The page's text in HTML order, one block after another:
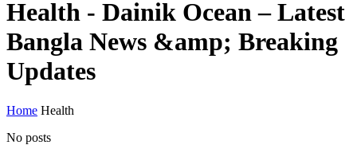
Health - Dainik Ocean – Latest
Bangla News &amp; Breaking
Updates
Home Health
No posts